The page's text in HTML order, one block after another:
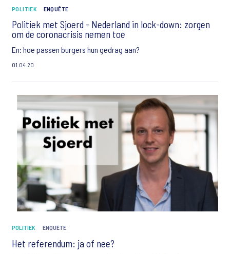
POLITIEK ENQUÊTE
Politiek met Sjoerd - Nederland in lock-down: zorgen
om de coronacrisis nemen toe
En: hoe passen burgers hun gedrag aan?
01.04.20
POLITIEK ENQUÊTE
Het referendum: ja of nee?